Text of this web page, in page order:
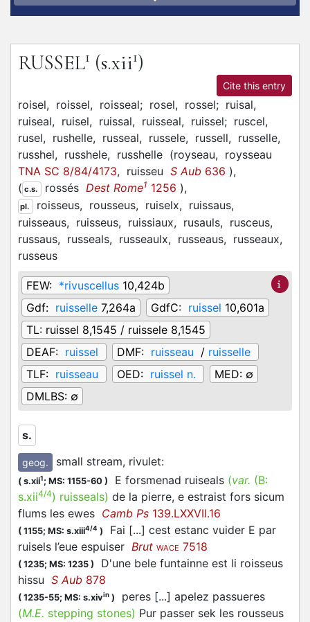
RUSSEL1 (s.xii1)
Cite this entry
roisel, roissel, roisseal; rosel, rossel; ruisal,
ruiseal, ruisel, ruissal, ruisseal, ruissel; ruscel,
rusel, rushelle, russeal, russele, russell, russelle,
russhel, russhele, russhelle (royseau, roysseau
TNA SC 8/84/4173, ruisseu S Aub 636 ),
( c.s. rossés Dest Rome1 1256 ),
pl. roisseus, rousseus, ruiselx, ruissaus,
ruisseaus, ruisseus, ruissiaux, rusauls, rusceus,
russaus, russeals, russeaulx, russeaus, russeaux,
russeus
FEW: *rivuscellus 10,424b
Gdf: ruisselle 7,264a GdfC: ruissel 10,601a
TL: ruissel 8,1545 / ruissele 8,1545
DEAF: ruissel DMF: ruisseau / ruisselle
TLF: ruisseau OED: ruissel n. MED: ∅
DMLBS: ∅
s.
geog. small stream, rivulet:
( s.xii1; MS: 1155-60 ) E forsmenad ruiseals (var. (B:
s.xii4/4) ruisseals) de la pierre, e estraist fors sicum
flums les ewes Camb Ps 139.LXXVII.16
( 1155; MS: s.xiii4/4 )
Fai [...] cest estanc vuider E par
ruisels l’eue espuiser Brut WACE 7518
( 1235; MS: 1235 )
D'une bele funtainne est li roisseus
hissu S Aub 878
( 1235-55; MS: s.xivin )
peres [...] apelez passueres
(M.E. stepping stones) Pur passer sek les rousseus